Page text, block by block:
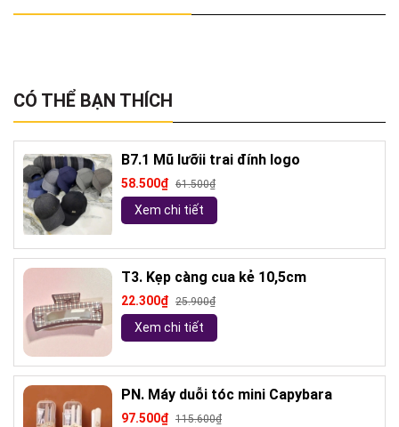
CÓ THỂ BẠN THÍCH
B7.1 Mũ lưỡii trai đính logo
58.500₫ 61.500₫
Xem chi tiết
T3. Kẹp càng cua kẻ 10,5cm
22.300₫ 25.900₫
Xem chi tiết
PN. Máy duỗi tóc mini Capybara
97.500₫ 115.600₫